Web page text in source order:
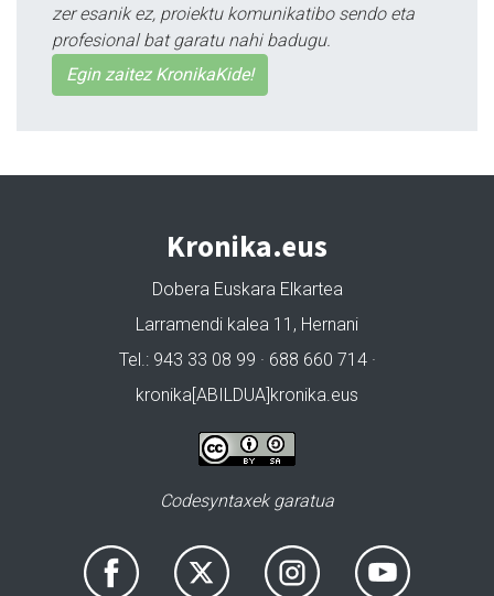
zer esanik ez, proiektu komunikatibo sendo eta
profesional bat garatu nahi badugu.
Egin zaitez KronikaKide!
Kronika.eus
Dobera Euskara Elkartea
Larramendi kalea 11, Hernani
Tel.: 943 33 08 99 · 688 660 714 ·
kronika[ABILDUA]kronika.eus
Codesyntaxek garatua